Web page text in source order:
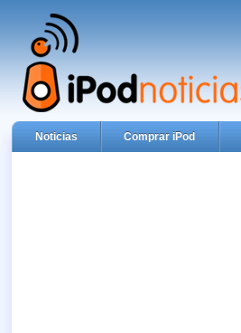
Noticias Comprar iPod